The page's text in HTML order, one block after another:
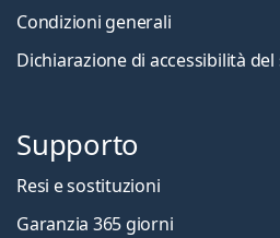
Condizioni generali
Dichiarazione di accessibilità
Supporto
Resi e sostituzioni
Garanzia 365 giorni